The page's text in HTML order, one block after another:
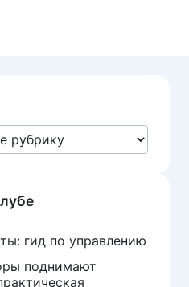
гид по управлению
поднимают